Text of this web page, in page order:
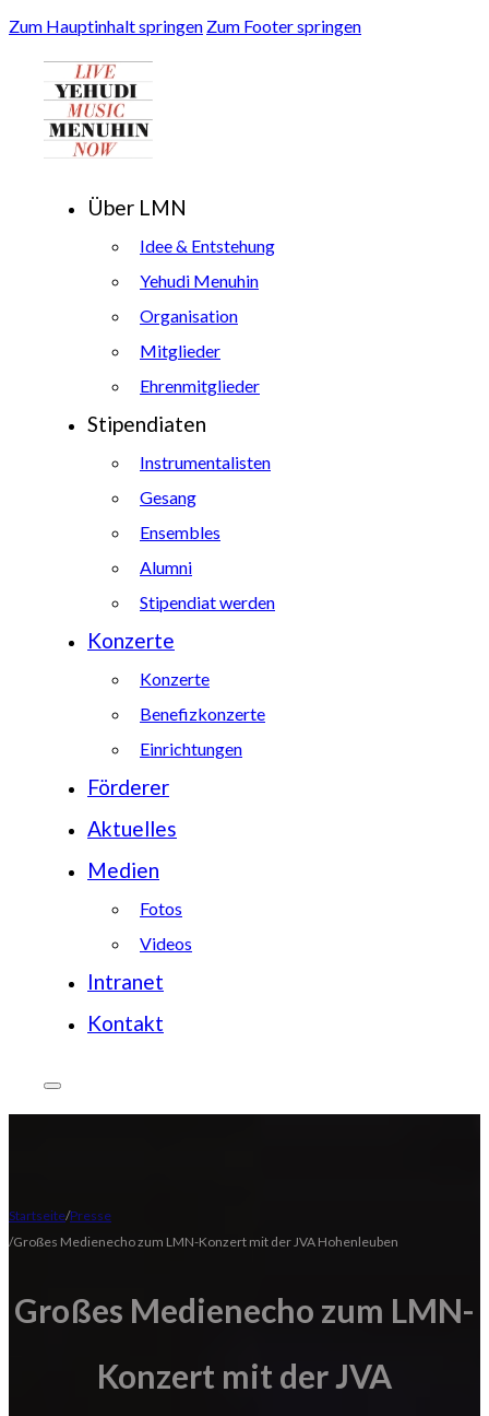
Zum Hauptinhalt springen Zum Footer springen
Über LMN
Idee & Entstehung
Yehudi Menuhin
Organisation
Mitglieder
Ehrenmitglieder
Stipendiaten
Instrumentalisten
Gesang
Ensembles
Alumni
Stipendiat werden
Konzerte
Konzerte
Benefizkonzerte
Einrichtungen
Förderer
Aktuelles
Medien
Fotos
Videos
Intranet
Kontakt
Startseite Presse
Großes Medienecho zum LMN-Konzert mit der JVA Hohenleuben
Großes Medienecho zum LMN-
Konzert mit der JVA